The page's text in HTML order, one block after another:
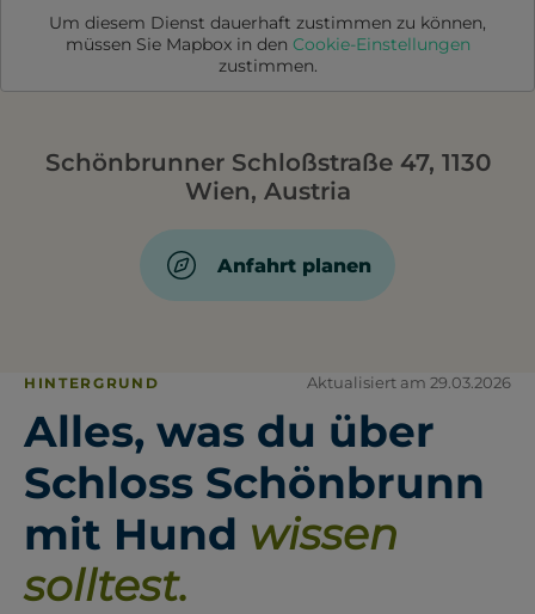
Um diesem Dienst dauerhaft zustimmen zu können,
müssen Sie Mapboxin den Cookie-Einstellungen
zustimmen.
Schönbrunner Schloßstraße 47, 1130
Wien, Austria
Anfahrt planen
HINTERGRUND Aktualisiert am 29.03.2026
Alles, was du über
Schloss Schönbrunn
mit Hund wissen
solltest.